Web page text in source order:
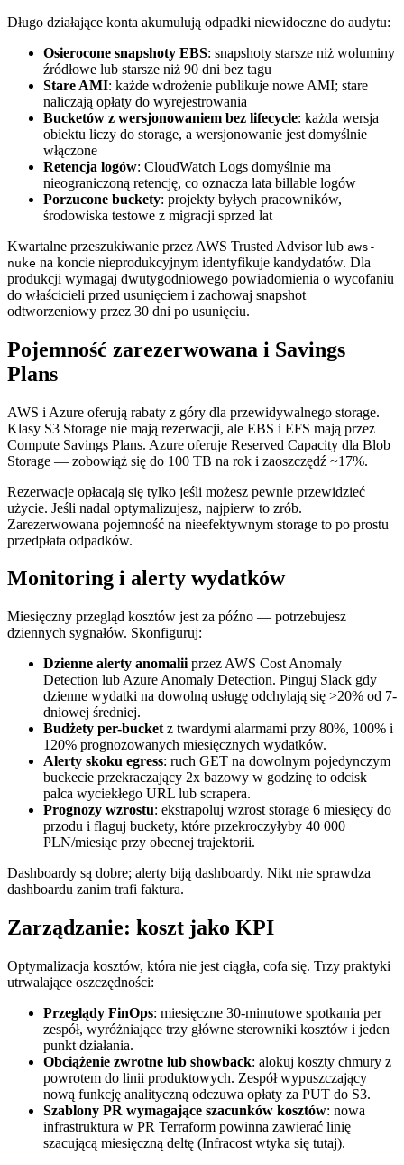
Długo działające konta akumulują odpadki niewidoczne do audytu:
Osierocone snapshoty EBS: snapshoty starsze niż woluminy
źródłowe lub starsze niż 90 dni bez tagu
Stare AMI: każde wdrożenie publikuje nowe AMI; stare
naliczają opłaty do wyrejestrowania
Bucketów z wersjonowaniem bez lifecycle: każda wersja
obiektu liczy do storage, a wersjonowanie jest domyślnie
włączone
Retencja logów: CloudWatch Logs domyślnie ma
nieograniczoną retencję, co oznacza lata billable logów
Porzucone buckety: projekty byłych pracowników,
środowiska testowe z migracji sprzed lat
Kwartalne przeszukiwanie przez AWS Trusted Advisor lub aws-
nuke na koncie nieprodukcyjnym identyfikuje kandydatów. Dla
produkcji wymagaj dwutygodniowego powiadomienia o wycofaniu
do właścicieli przed usunięciem i zachowaj snapshot
odtworzeniowy przez 30 dni po usunięciu.
Pojemność zarezerwowana i Savings
Plans
AWS i Azure oferują rabaty z góry dla przewidywalnego storage.
Klasy S3 Storage nie mają rezerwacji, ale EBS i EFS mają przez
Compute Savings Plans. Azure oferuje Reserved Capacity dla Blob
Storage — zobowiąż się do 100 TB na rok i zaoszczędź ~17%.
Rezerwacje opłacają się tylko jeśli możesz pewnie przewidzieć
użycie. Jeśli nadal optymalizujesz, najpierw to zrób.
Zarezerwowana pojemność na nieefektywnym storage to po prostu
przedpłata odpadków.
Monitoring i alerty wydatków
Miesięczny przegląd kosztów jest za późno — potrzebujesz
dziennych sygnałów. Skonfiguruj:
Dzienne alerty anomalii przez AWS Cost Anomaly
Detection lub Azure Anomaly Detection. Pinguj Slack gdy
dzienne wydatki na dowolną usługę odchylają się >20% od 7-
dniowej średniej.
Budżety per-bucket z twardymi alarmami przy 80%, 100% i
120% prognozowanych miesięcznych wydatków.
Alerty skoku egress: ruch GET na dowolnym pojedynczym
buckecie przekraczający 2x bazowy w godzinę to odcisk
palca wyciekłego URL lub scrapera.
Prognozy wzrostu: ekstrapoluj wzrost storage 6 miesięcy do
przodu i flaguj buckety, które przekroczyłyby 40 000
PLN/miesiąc przy obecnej trajektorii.
Dashboardy są dobre; alerty biją dashboardy. Nikt nie sprawdza
dashboardu zanim trafi faktura.
Zarządzanie: koszt jako KPI
Optymalizacja kosztów, która nie jest ciągła, cofa się. Trzy praktyki
utrwalające oszczędności:
Przeglądy FinOps: miesięczne 30-minutowe spotkania per
zespół, wyróżniające trzy główne sterowniki kosztów i jeden
punkt działania.
Obciążenie zwrotne lub showback: alokuj koszty chmury z
powrotem do linii produktowych. Zespół wypuszczający
nową funkcję analityczną odczuwa opłaty za PUT do S3.
Szablony PR wymagające szacunków kosztów: nowa
infrastruktura w PR Terraform powinna zawierać linię
szacującą miesięczną deltę (Infracost wtyka się tutaj).